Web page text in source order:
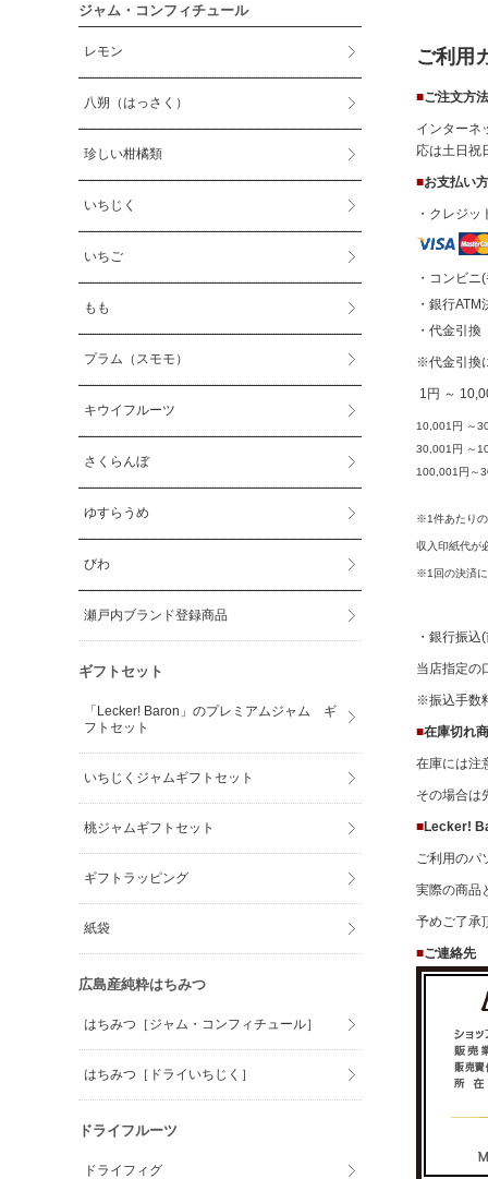
ご利用
■ご注文方法
インターネ
応は土日祝
■お支払い
・クレジッ
・コンビ
・銀行ATM
・代金引
※代金引換
1円 ～
10,001円 ～
30,001円 ～
100,001円～
※1件あたり
収入印紙代が
※1回の決済
・銀行振
当店指定の
※振込手数
■在庫切れ
在庫には注
その場合は
■Lecker!
ご利用のパ
実際の商品
予めご了承
■ご連絡先
ジャム・コンフィチュール
レモン
八朔（はっさく）
珍しい柑橘類
いちじく
いちご
もも
プラム（スモモ）
キウイフルーツ
さくらんぼ
ゆすらうめ
びわ
瀬戸内ブランド登録商品
ギフトセット
「Lecker! Baron」のプレミアムジャム ギ
フトセット
いちじくジャムギフトセット
桃ジャムギフトセット
ギフトラッピング
紙袋
広島産純粋はちみつ
はちみつ［ジャム・コンフィチュール］
はちみつ［ドライいちじく］
ドライフルーツ
ドライフィグ